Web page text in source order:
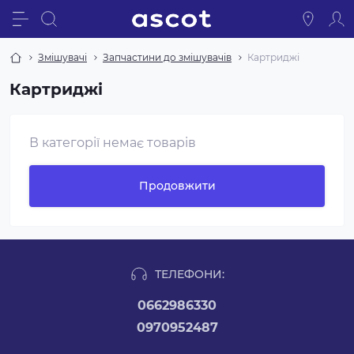
Змішувачі Запчастини до змішувачів Картриджі
Картриджі
В категорії немає товарів
Продовжити
ТЕЛЕФОНИ:
0662986330
0970952487